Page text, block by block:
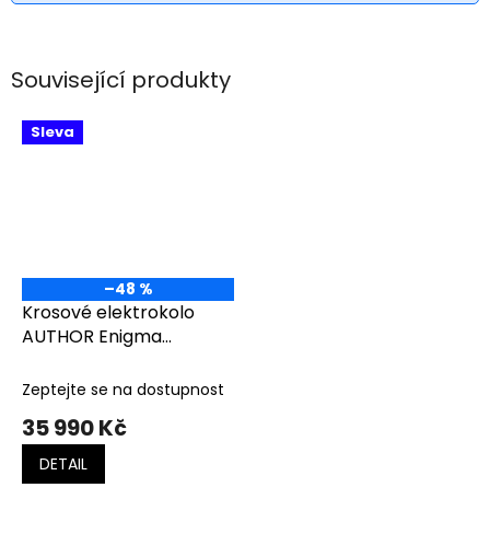
Související produkty
Sleva
–48 %
Krosové elektrokolo
AUTHOR Enigma
Zeptejte se na dostupnost
35 990 Kč
DETAIL